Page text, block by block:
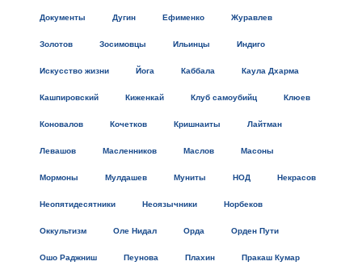
Документы Дугин Ефименко Журавлев
Золотов Зосимовцы Ильинцы Индиго
Искусство жизни Йога Каббала Каула Дхарма
Кашпировский Киженкай Клуб самоубийц Клюев
Коновалов Кочетков Кришнаиты Лайтман
Левашов Масленников Маслов Масоны
Мормоны Мулдашев Муниты НОД Некрасов
Неопятидесятники Неоязычники Норбеков
Оккультизм Оле Нидал Орда Орден Пути
Ошо Раджниш Пеунова Плахин Пракаш Кумар